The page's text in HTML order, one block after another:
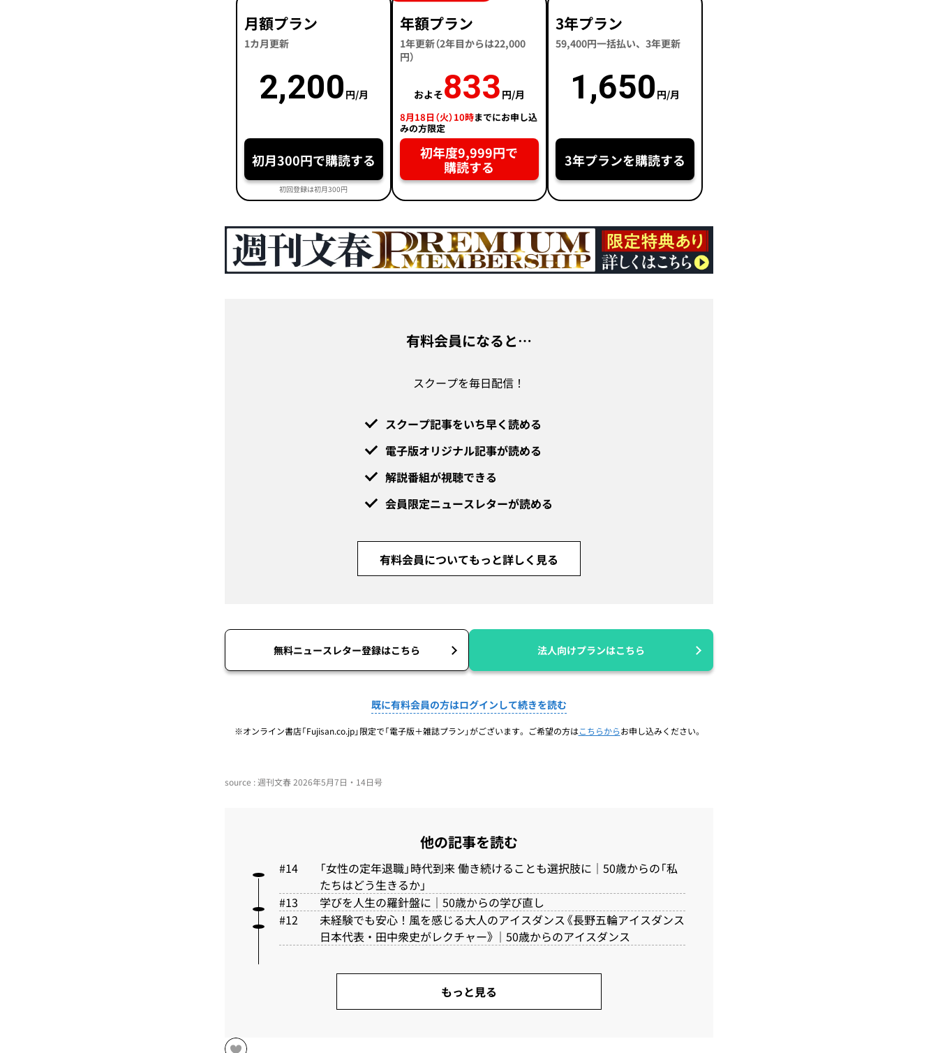
月額プラン
1カ月更新
2,200 円/月
初月300円で購読する
初回登録は初月300円
年額プラン
1年更新（2年目からは22,000
円）
およそ833 円/月
8月18日（火）10時までにお申し込
みの方限定
初年度9,999円で
購読する
3年プラン
59,400円一括払い、3年更新
1,650 円/月
3年プランを購読する
有料会員になると…
スクープを毎日配信！
スクープ記事をいち早く読める
電子版オリジナル記事が読める
解説番組が視聴できる
会員限定ニュースレターが読める
有料会員についてもっと詳しく見る
無料ニュースレター登録はこちら 法人向けプランはこちら
既に有料会員の方はログインして続きを読む
※オンライン書店「Fujisan.co.jp」限定で「電子版＋雑誌プラン」がございます。ご希望の方はこちらからお申し込みください。
source : 週刊文春 2026年5月7日・14日号
他の記事を読む
「女性の定年退職」時代到来 働き続けることも選択肢に｜50歳からの「私
たちはどう生きるか」
学びを人生の羅針盤に｜50歳からの学び直し
未経験でも安心！風を感じる大人のアイスダンス《長野五輪アイスダンス
日本代表・田中衆史がレクチャー》｜50歳からのアイスダンス
もっと見る